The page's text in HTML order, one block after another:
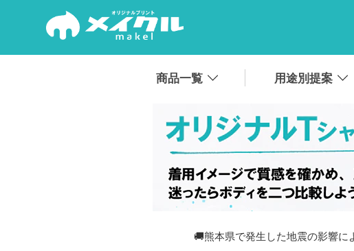
商品一覧 用途別提案
🚚熊本県で発生した地震の影響に